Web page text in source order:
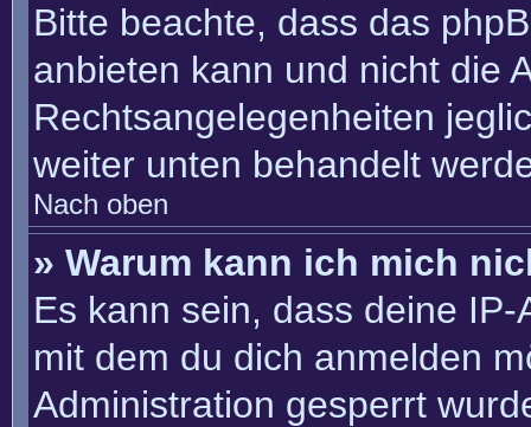
Bitte beachte, dass das
anbieten kann und nicht die
Rechtsangelegenheiten
weiter unten behandelt
Nach oben
» Warum kann ich mich
Es kann sein, dass deine
mit dem du dich anmelden
Administration gesperrt